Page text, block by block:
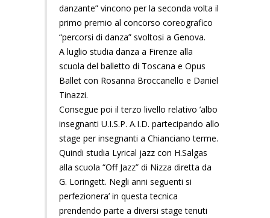
danzante” vincono per la seconda volta il
primo premio al concorso coreografico
“percorsi di danza” svoltosi a Genova.
A luglio studia danza a Firenze alla
scuola del balletto di Toscana e Opus
Ballet con Rosanna Broccanello e Daniel
Tinazzi.
Consegue poi il terzo livello relativo ’albo
insegnanti U.I.S.P. A.I.D. partecipando allo
stage per insegnanti a Chianciano terme.
Quindi studia Lyrical jazz con H.Salgas
alla scuola “Off Jazz” di Nizza diretta da
G. Loringett. Negli anni seguenti si
perfezionera’ in questa tecnica
prendendo parte a diversi stage tenuti